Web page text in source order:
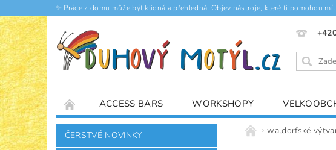
✨ Práce z domu může být klidná a přehledná. Objev nástroje, které ti pomohou
ACCESS BARS WORKSHOPY
ČLÁNKY
ČERSTVÉ NOVINKY waldorfské